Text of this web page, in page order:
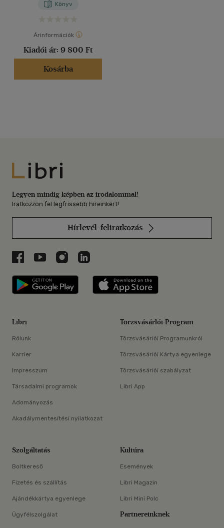
Könyv
Árinformációk
Kiadói ár: 9 800 Ft
Kosárba
Libri
Legyen mindig képben az irodalommal!
Iratkozzon fel legfrissebb híreinkért!
Hírlevél-feliratkozás
Libri a Facebookon
Libri a Youtube-on
Libri az Instagramon
Libri a LinkedInen
Libri applikáció Szerezd meg: Google
Libri
Rólunk
Karrier
Impresszum
Társadalmi programok
Adományozás
Akadálymentesítési nyilatkozat
Törzsvásárlói Program
Törzsvásárlói Programunkról
Törzsvásárlói Kártya egyenlege
Törzsvásárlói szabályzat
Libri App
Szolgáltatás
Boltkereső
Fizetés és szállítás
Ajándékkártya egyenlege
Ügyfélszolgálat
Kultúra
Események
Libri Magazin
Libri Mini Polc
Partnereinknek